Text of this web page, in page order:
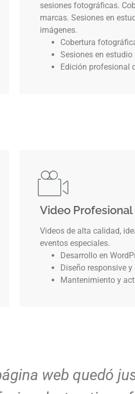
sesiones fotográficas.
marcas. Sesiones en
imágenes.
Cobertura
Sesiones en estudio
Edición profesional
Video
Videos de alta calidad,
eventos especiales.
Desarrollo en
Diseño responsive
Mantenimiento y
web quedó